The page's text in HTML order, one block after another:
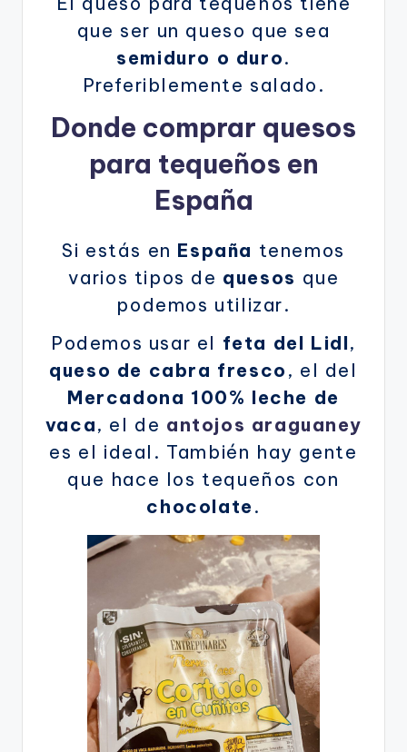
que ser un queso que sea
semiduro o duro.
Preferiblemente salado.
Donde comprar quesos
para tequeños en
España
Si estás en España tenemos
varios tipos de quesos que
podemos utilizar.
Podemos usar el feta del Lidl,
queso de cabra fresco , el del
Mercadona 100% leche de
vaca, el de antojos araguaney
es el ideal. También hay gente
que hace los tequeños con
chocolate .